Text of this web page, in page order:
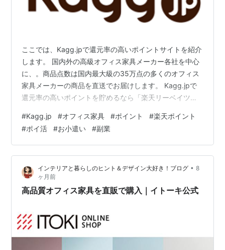
ここでは、Kagg.jpで還元率の高いポイントサイトを紹介
します。 国内外の高級オフィス家具メーカー各社を中心
に、。商品点数は国内最大級の35万点の多くのオフィス
家具メーカーの商品を直送でお届けします。 Kagg.jpで
還元率の高いポイントを貯めるなら「楽天リーベイツ
イントを貯めることができます。 ここでは、Kagg.jp で
楽天ポイントを貯める方法について紹介したいと思いま
す。 Kagg.jpで還元率の高いポイント貯めるなら「楽天
リーベイツ」利用で楽天ポイントが貯まる！ Kagg.jpで
楽天ポイント貯めるなら「楽天リーベイツ（Rebat…
#Kagg.jp #オフィス家具 #ポイント #楽天ポイント
#ポイ活 #お小遣い #副業
インテリアと暮らしのヒント＆デザイン大好き！ブログ • 8
ヶ月前
高品質オフィス家具を直販で購入｜イトーキ公式